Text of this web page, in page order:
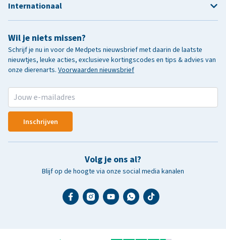
Wil je niets missen?
Schrijf je nu in voor de Medpets nieuwsbrief met daarin de laatste
nieuwtjes, leuke acties, exclusieve kortingscodes en tips & advies van
onze dierenarts. Voorwaarden nieuwsbrief
Inschrijven
Volg je ons al?
Blijf op de hoogte via onze social media kanalen
Internationaal